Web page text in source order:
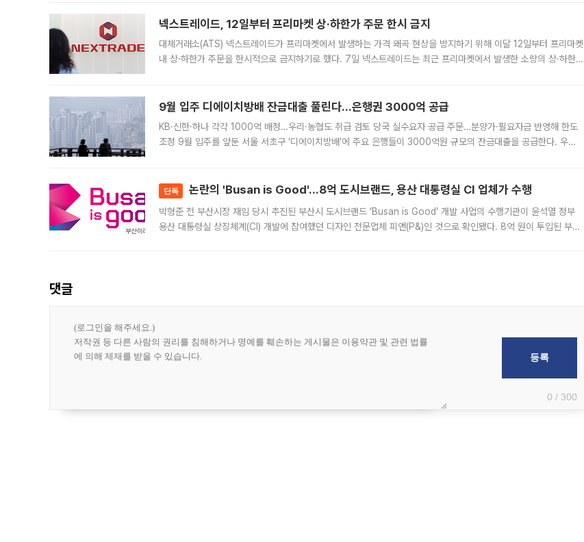
넥스트레이드, 12일부터 프리마켓 상·하한가 주문 한시 금지
대체거래소(ATS) 넥스트레이드가 프리마켓에서 발생하는 가격 왜곡 현상을 방지하기 위해 이달 12일부터 프리마켓
내 상·하한가 주문을 한시적으로 금지하기로 했다. 7일 넥스트레이드는 최근 프리마켓에서 발생한 소량의 상·하한
9월 입주 디에이치방배 잔금대출 풀린다…은행권 3000억 공급
KB·신한·하나 각각 1000억 배정…우리·농협도 취급 검토 당국 실수요자 공급 주문…분양가·필요자금 반영해 한도
조정 9월 입주를 앞둔 서울 서초구 ‘디에이치방배’에 주요 은행들이 3000억원 규모의 잔금대출을 공급한다. 우리
단독 논란의 'Busan is Good'…8억 도시브랜드, 용산 대통령실 CI 업체가 수행
박형준 전 부산시장 재임 당시 추진된 부산시 도시브랜드 ‘Busan is Good’ 개발 사업의 수행기관이 윤석열 정부
용산 대통령실 상징체계(CI) 개발에 참여했던 디자인 전문업체 피앤(P&)인 것으로 확인됐다. 8억 원이 투입된 부산
댓글
0 / 300